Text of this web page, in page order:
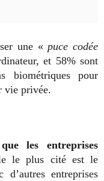
une « puce codée
et 58% sont
biométriques pour
vie privée.
les entreprises
le plus cité est le
entreprises